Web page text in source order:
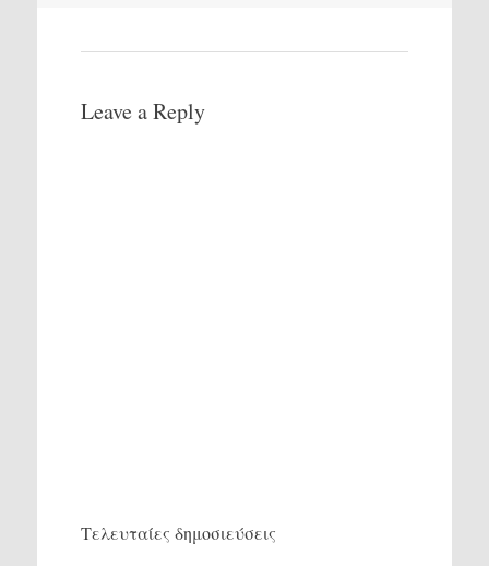
Leave a Reply
Τελευταίες δημοσιεύσεις